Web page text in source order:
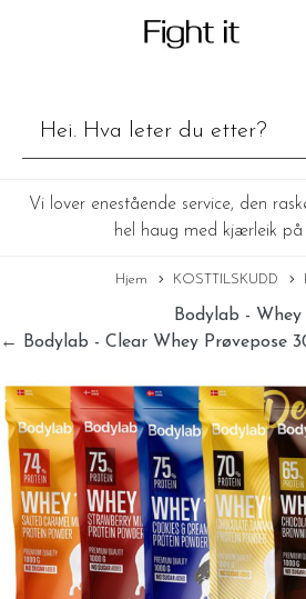
Vi lover enestående service, den
hel haug med kjærleik
Hjem KOSTTILSKUDD
Bodylab -
← Bodylab - Clear Whey Prøvepose